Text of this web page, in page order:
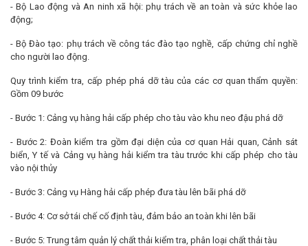
- Bộ Lao động và An ninh xã hội: phụ trách về an toàn và sức khỏe lao
động;
- Bộ Đào tạo: phụ trách về công tác đào tạo nghề, cấp chứng chỉ nghề
cho người lao động.
Quy trình kiểm tra, cấp phép phá dỡ tàu của các cơ quan thẩm quyền:
Gồm 09 bước
- Bước 1: Cảng vụ hàng hải cấp phép cho tàu vào khu neo đậu phá dỡ
- Bước 2: Đoàn kiểm tra gồm đại diện của cơ quan Hải quan, Cảnh sát
biển, Y tế và Cảng vụ hàng hải kiểm tra tàu trước khi cấp phép cho tàu
vào nội thủy
- Bước 3: Cảng vụ Hàng hải cấp phép đưa tàu lên bãi phá dỡ
- Bước 4: Cơ sở tái chế cố định tàu, đảm bảo an toàn khi lên bãi
- Bước 5: Trung tâm quản lý chất thải kiểm tra, phân loại chất thải tàu